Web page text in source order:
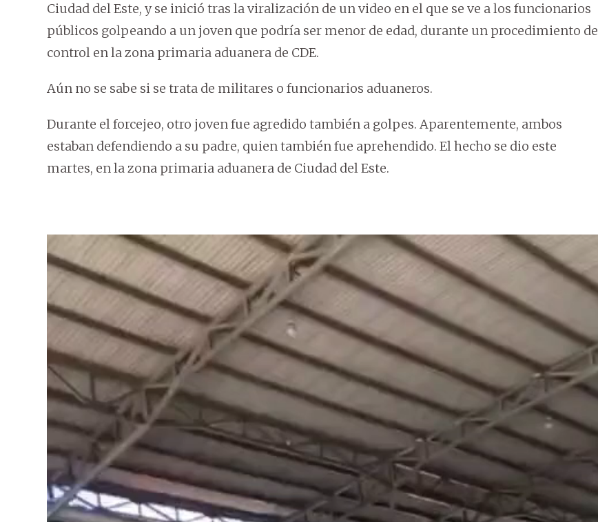
Ciudad del Este, y se inició tras la viralización de un video en el que se ve a los funcionarios
públicos golpeando a un joven que podría ser menor de edad, durante un procedimiento de
control en la zona primaria aduanera de CDE.
Aún no se sabe si se trata de militares o funcionarios aduaneros.
Durante el forcejeo, otro joven fue agredido también a golpes. Aparentemente, ambos
estaban defendiendo a su padre, quien también fue aprehendido. El hecho se dio este
martes, en la zona primaria aduanera de Ciudad del Este.